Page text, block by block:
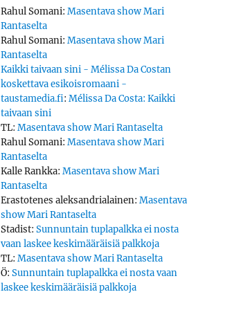
Rahul Somani:Masentava show Mari
Rantaselta
Rahul Somani:Masentava show Mari
Rantaselta
Kaikki taivaan sini - Mélissa Da Costan
koskettava esikoisromaani -
taustamedia.fi:Mélissa Da Costa: Kaikki
taivaan sini
TL:Masentava show Mari Rantaselta
Rahul Somani:Masentava show Mari
Rantaselta
Kalle Rankka:Masentava show Mari
Rantaselta
Erastotenes aleksandrialainen:Masentava
show Mari Rantaselta
Stadist:Sunnuntain tuplapalkka ei nosta
vaan laskee keskimääräisiä palkkoja
TL:Masentava show Mari Rantaselta
Ö:Sunnuntain tuplapalkka ei nosta vaan
laskee keskimääräisiä palkkoja